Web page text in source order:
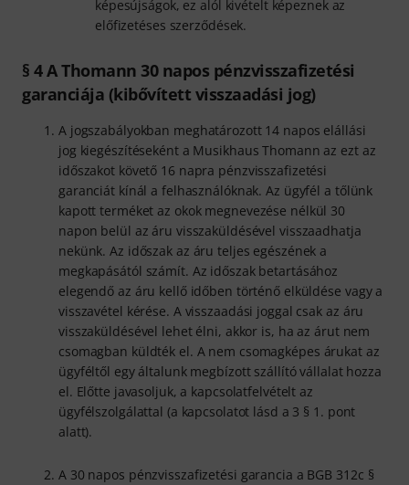
képesújságok, ez alól kivételt képeznek az
előfizetéses szerződések.
§ 4 A Thomann 30 napos pénzvisszafizetési
garanciája (kibővített visszaadási jog)
A jogszabályokban meghatározott 14 napos elállási
jog kiegészítéseként a Musikhaus Thomann az ezt az
időszakot követő 16 napra pénzvisszafizetési
garanciát kínál a felhasználóknak. Az ügyfél a tőlünk
kapott terméket az okok megnevezése nélkül 30
napon belül az áru visszaküldésével visszaadhatja
nekünk. Az időszak az áru teljes egészének a
megkapásától számít. Az időszak betartásához
elegendő az áru kellő időben történő elküldése vagy a
visszavétel kérése. A visszaadási joggal csak az áru
visszaküldésével lehet élni, akkor is, ha az árut nem
csomagban küldték el. A nem csomagképes árukat az
ügyféltől egy általunk megbízott szállító vállalat hozza
el. Előtte javasoljuk, a kapcsolatfelvételt az
ügyfélszolgálattal (a kapcsolatot lásd a 3 § 1. pont
alatt).
A 30 napos pénzvisszafizetési garancia a BGB 312c §